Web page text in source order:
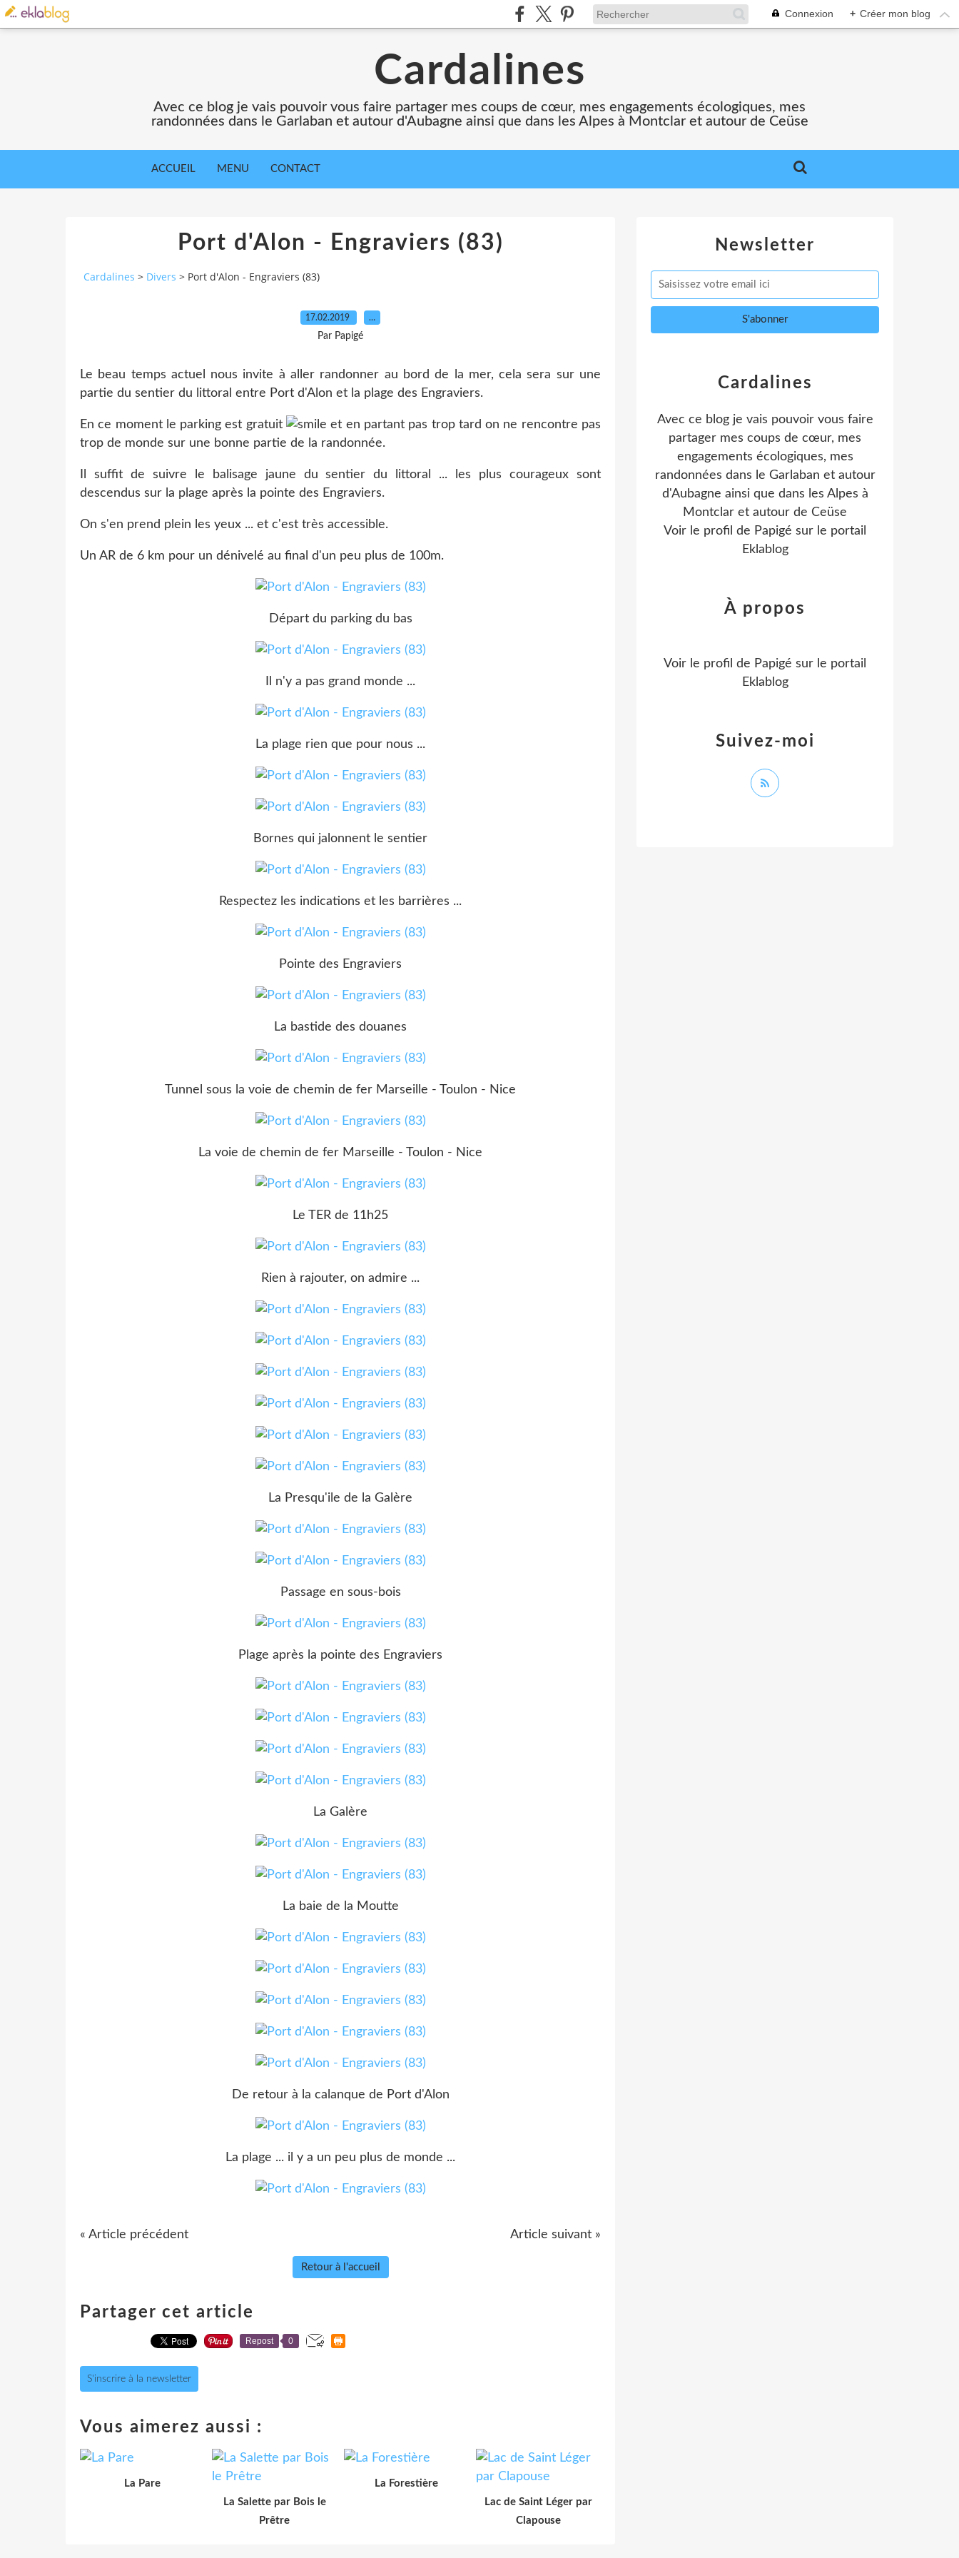
Connexion + Créer mon blog
Cardalines
Avec ce blog je vais pouvoir vous faire partager mes coups de cœur, mes engagements écologiques, mes
randonnées dans le Garlaban et autour d'Aubagne ainsi que dans les Alpes à Montclar et autour de Ceüse
ACCUEIL MENU CONTACT
Port d'Alon - Engraviers (83)
Cardalines > Divers > Port d'Alon - Engraviers (83)
17.02.2019 …
Par Papigé
Le beau temps actuel nous invite à aller randonner au bord de la mer, cela sera sur une
partie du sentier du littoral entre Port d'Alon et la plage des Engraviers.
En ce moment le parking est gratuit
et en partant pas trop tard on ne rencontre pas
trop de monde sur une bonne partie de la randonnée.
Il suffit de suivre le balisage jaune du sentier du littoral ... les plus courageux sont
descendus sur la plage après la pointe des Engraviers.
On s'en prend plein les yeux ... et c'est très accessible.
Un AR de 6 km pour un dénivelé au final d'un peu plus de 100m.
Départ du parking du bas
Il n'y a pas grand monde ...
La plage rien que pour nous ...
Bornes qui jalonnent le sentier
Respectez les indications et les barrières ...
Pointe des Engraviers
La bastide des douanes
Tunnel sous la voie de chemin de fer Marseille - Toulon - Nice
La voie de chemin de fer Marseille - Toulon - Nice
Le TER de 11h25
Rien à rajouter, on admire ...
La Presqu'ile de la Galère
Passage en sous-bois
Plage après la pointe des Engraviers
La Galère
La baie de la Moutte
De retour à la calanque de Port d'Alon
La plage ... il y a un peu plus de monde ...
« Article précédent Article suivant »
Retour à l'accueil
Partager cet article
Repost 0
S'inscrire à la newsletter
Vous aimerez aussi :
La Pare
La Salette par Bois le
Prêtre
La Forestière
Lac de Saint Léger par
Clapouse
Newsletter
Cardalines
Avec ce blog je vais pouvoir vous faire
partager mes coups de cœur, mes
engagements écologiques, mes
randonnées dans le Garlaban et autour
d'Aubagne ainsi que dans les Alpes à
Montclar et autour de Ceüse
Voir le profil de Papigé sur le portail
Eklablog
Suivez-moi
À propos
Voir le profil de Papigé sur le portail
Eklablog